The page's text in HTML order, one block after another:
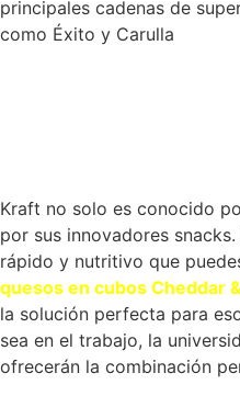
principales cadenas de
como Éxito y Carulla
Kraft no solo es conocido
por sus innovadores
rápido y nutritivo que
quesos en cubos Cheddar
la solución perfecta para
sea en el trabajo, la
ofrecerán la combinación